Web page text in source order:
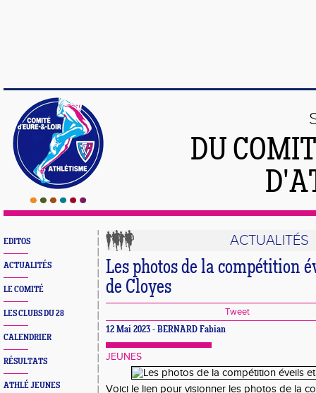
DU
EDITOS
ACTUALITÉS
LE COMITÉ
LES CLUBS DU 28
CALENDRIER
RÉSULTATS
ATHLÉ JEUNES
ACTUALITÉS
Les photos de la compétition
de Cloyes
Tweet
12 Mai 2023 - BERNARD Fabian
JEUNES
Voici le lien pour visionner les photos de la